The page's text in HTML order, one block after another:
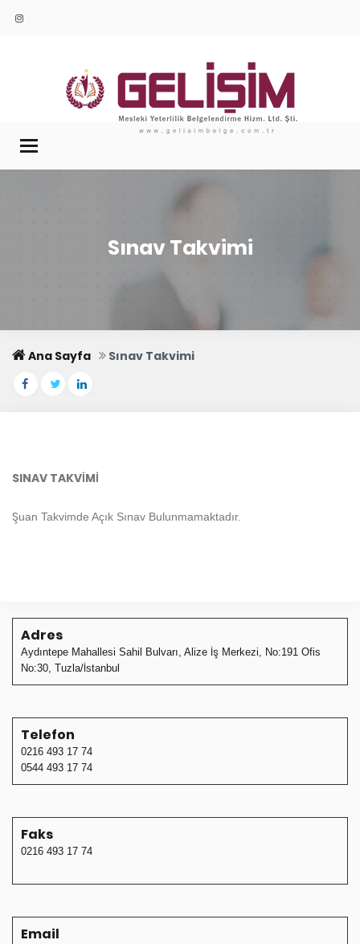
Menü
Sınav Takvimi
Ana Sayfa Sınav Takvimi
SINAV TAKVİMİ
Şuan Takvimde Açık Sınav Bulunmamaktadır.
Adres
Aydıntepe Mahallesi Sahil Bulvarı, Alize İş Merkezi, No:191 Ofis
No:30, Tuzla/İstanbul
Telefon
0216 493 17 74
0544 493 17 74
Faks
0216 493 17 74
Email